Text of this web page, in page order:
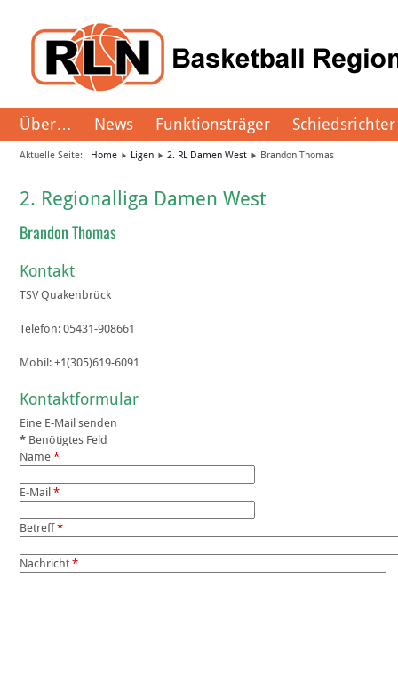
Über… News Funktionsträger Schiedsrichter
Aktuelle Seite: Home Ligen 2. RL Damen West Brandon Thomas
2. Regionalliga Damen West
Brandon Thomas
Kontakt
TSV Quakenbrück
Telefon: 05431-908661
Mobil: +1(305)619-6091
Kontaktformular
Eine E-Mail senden
* Benötigtes Feld
Name *
E-Mail *
Betreff*
Nachricht *